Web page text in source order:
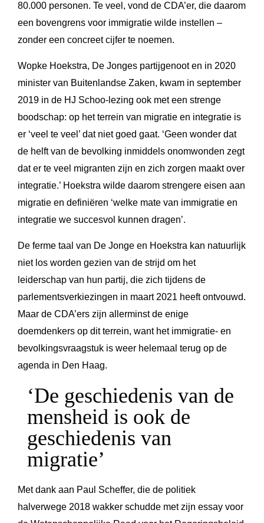
80.000 personen. Te veel, vond de CDA’er, die daarom
een bovengrens voor immigratie wilde instellen –
zonder een concreet cijfer te noemen.
Wopke Hoekstra, De Jonges partijgenoot en in 2020
minister van Buitenlandse Zaken, kwam in september
2019 in de HJ Schoo-lezing ook met een strenge
boodschap: op het terrein van migratie en integratie is
er ‘veel te veel’ dat niet goed gaat. ‘Geen wonder dat
de helft van de bevolking inmiddels onomwonden zegt
dat er te veel migranten zijn en zich zorgen maakt over
integratie.’ Hoekstra wilde daarom strengere eisen aan
migratie en definiëren ‘welke mate van immigratie en
integratie we succesvol kunnen dragen’.
De ferme taal van De Jonge en Hoekstra kan natuurlijk
niet los worden gezien van de strijd om het
leiderschap van hun partij, die zich tijdens de
parlementsverkiezingen in maart 2021 heeft ontvouwd.
Maar de CDA’ers zijn allerminst de enige
doemdenkers op dit terrein, want het immigratie- en
bevolkingsvraagstuk is weer helemaal terug op de
agenda in Den Haag.
‘De geschiedenis van de
mensheid is ook de
geschiedenis van
migratie’
Met dank aan Paul Scheffer, die de politiek
halverwege 2018 wakker schudde met zijn essay voor